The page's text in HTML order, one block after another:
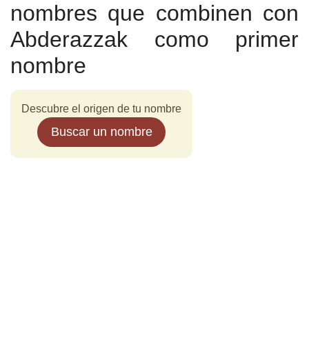
nombres que combinen con
Abderazzak como primer
nombre
Descubre el origen de tu nombre
Buscar un nombre